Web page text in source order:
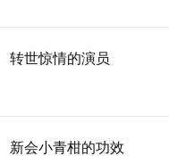
转世惊情的演员
新会小青柑的功效